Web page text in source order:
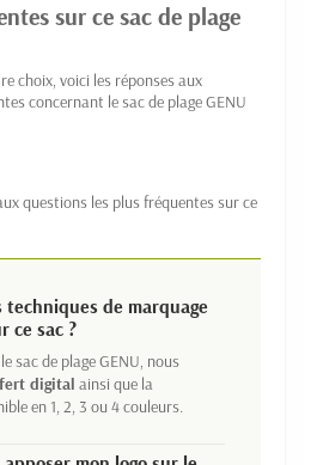
sur ce sac de plage
choix, voici les réponses aux
concernant le sac de plage GENU
questions les plus fréquentes sur ce
techniques de marquage
ce sac ?
sac de plage GENU, nous
digital ainsi que la
en 1, 2, 3 ou 4 couleurs.